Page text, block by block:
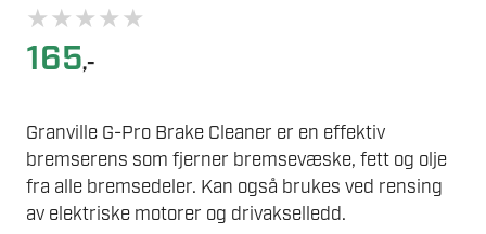
★★★★★
165,-
Granville G-Pro Brake Cleaner er en effektiv
bremserens som fjerner bremsevæske, fett og olje
fra alle bremsedeler. Kan også brukes ved rensing
av elektriske motorer og drivakselledd.